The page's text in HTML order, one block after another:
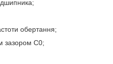
обертання;
зазором С0;